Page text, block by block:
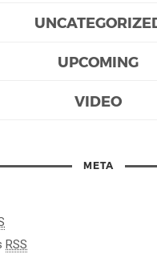
UPCOMING
VIDEO
META
RSS